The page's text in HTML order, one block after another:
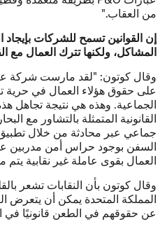
من العقاب."
إن القوانين تسمح للشركات
المشاكل، ولكنها تترك العمال مع
على حقوق هؤلاء العمال في حرية
الجماعية. وهذه هي نتيجة تجاهل
القانونية المتمثلة بالتشاور مع
جماعي عبر محادثة من خلال
السفن بوجود حراس أمن مدربين
العمال بقوى عاملة غير نقابية
وقال كوتون بأن النقابات تشعر
المملكة المتحدة يمكن أن يتعرض
عن حقوقهم في الطعن قانونيًا في